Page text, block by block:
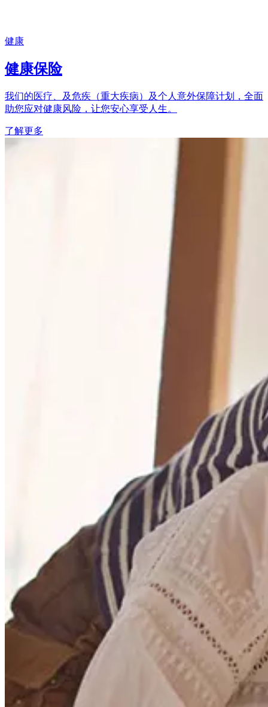
健康
健康保险
我们的医疗、及危疾（重大疾病）及个人意外保障计划，全面
助您应对健康风险，让您安心享受人生。
了解更多